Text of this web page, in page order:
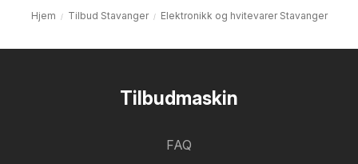
Hjem Tilbud Stavanger Elektronikk og hvitevarer Stavanger
Tilbudmaskin
FAQ